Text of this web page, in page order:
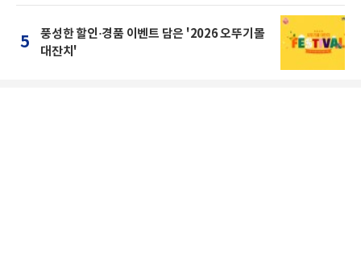
5
풍성한 할인·경품 이벤트 담은 '2026 오뚜기몰
대잔치'